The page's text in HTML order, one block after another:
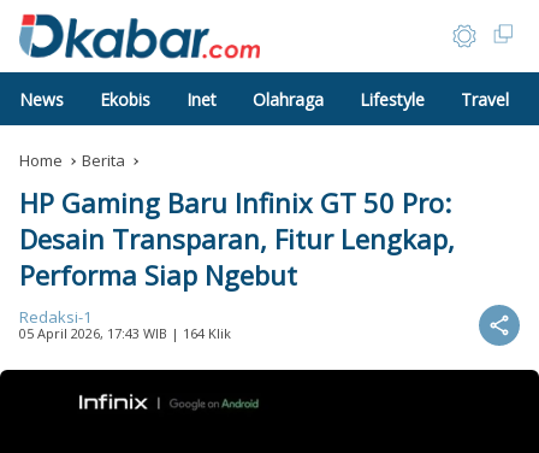
News Ekobis Inet Olahraga Lifestyle Travel
Home Berita
HP Gaming Baru Infinix GT 50 Pro:
Desain Transparan, Fitur Lengkap,
Performa Siap Ngebut
Redaksi-1
05 April 2026, 17:43 WIB | 164 Klik